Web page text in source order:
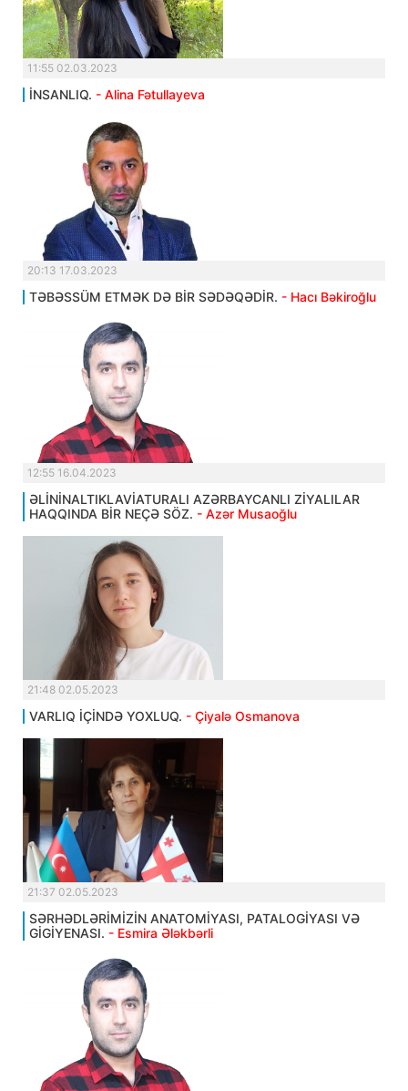
11:55 02.03.2023
İNSANLIQ. - Alina Fətullayeva
20:13 17.03.2023
TƏBƏSSÜM ETMƏK DƏ BİR SƏDƏQƏDİR. - Hacı Bəkiroğlu
12:55 16.04.2023
ƏLİNİNALTIKLAVİATURALI AZƏRBAYCANLI ZİYALILAR
HAQQINDA BİR NEÇƏ SÖZ. - Azər Musaoğlu
21:48 02.05.2023
VARLIQ İÇİNDƏ YOXLUQ. - Çiyalə Osmanova
21:37 02.05.2023
SƏRHƏDLƏRİMİZİN ANATOMİYASI, PATALOGİYASI VƏ
GİGİYENASI. - Esmira Ələkbərli